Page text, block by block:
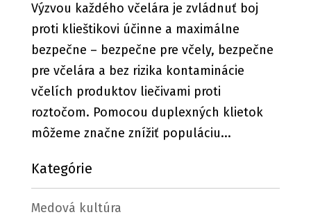
Výzvou každého včelára je zvládnuť boj
proti klieštikovi účinne a maximálne
bezpečne – bezpečne pre včely, bezpečne
pre včelára a bez rizika kontaminácie
včelích produktov liečivami proti
roztočom. Pomocou duplexných klietok
môžeme značne znížiť populáciu...
Kategórie
Medová kultúra